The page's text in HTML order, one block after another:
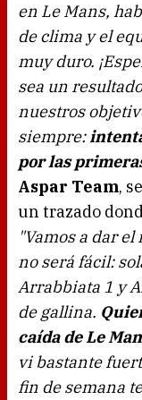
en Le Mans,
de clima y el
muy duro.
sea un
nuestros
siempre:
por las
Aspar Team,
un trazado
"Vamos a dar
no será fácil:
Arrabbiata 1 y
de gallina.
caída de Le
vi bastante
fin de semana